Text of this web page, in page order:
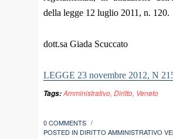
della legge 12 luglio 2011, n. 120.
dott.sa Giada Scuccato
LEGGE 23 novembre 2012, N
Tags:Amministrativo, Diritto, Veneto
0 COMMENTS /
POSTED IN DIRITTO AMMINISTRATIVO